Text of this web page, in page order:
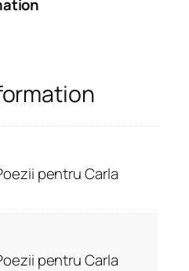
pentru Carla
pentru Carla